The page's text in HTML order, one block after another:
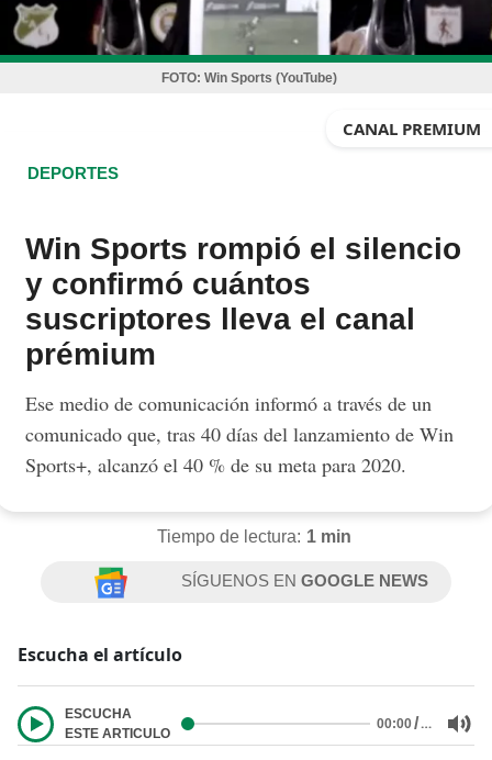
FOTO: Win Sports (YouTube)
CANAL PREMIUM
DEPORTES
Win Sports rompió el silencio
y confirmó cuántos
suscriptores lleva el canal
prémium
Ese medio de comunicación informó a través de un
comunicado que, tras 40 días del lanzamiento de Win
Sports+, alcanzó el 40 % de su meta para 2020.
Tiempo de lectura: 1 min
SÍGUENOS ENGOOGLE NEWS
Escucha el artículo
ESCUCHA
ESTE ARTICULO
00:00/…